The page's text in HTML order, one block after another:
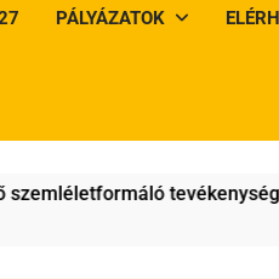
PÁLYÁZATOK
tevékenységek